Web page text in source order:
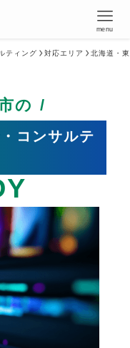
menu
ティング 対応エリア 北海道・
の
コンサルテ